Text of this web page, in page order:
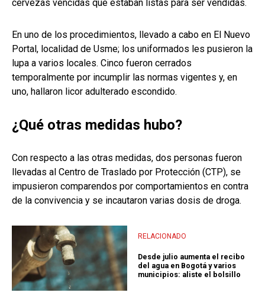
cervezas vencidas que estaban listas para ser vendidas.
En uno de los procedimientos, llevado a cabo en El Nuevo
Portal, localidad de Usme; los uniformados les pusieron la
lupa a varios locales. Cinco fueron cerrados
temporalmente por incumplir las normas vigentes y, en
uno, hallaron licor adulterado escondido.
¿Qué otras medidas hubo?
Con respecto a las otras medidas, dos personas fueron
llevadas al Centro de Traslado por Protección (CTP), se
impusieron comparendos por comportamientos en contra
de la convivencia y se incautaron varias dosis de droga.
RELACIONADO
Desde julio aumenta el recibo
del agua en Bogotá y varios
municipios: aliste el bolsillo